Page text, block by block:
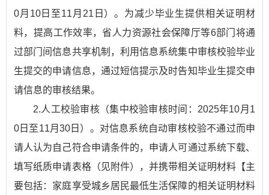
0月10日至11月21日）。为减少毕业生提供相关证明材
料，提高工作效率，省人力资源社会保障厅等6部门将通
过部门间信息共享机制，利用信息系统集中审核校验毕业
生提交的申请信息，通过短信提示及时告知毕业生提交申
请信息的审核结果。
2.人工校验审核（集中校验审核时间：2025年10月1
0日至11月30日）。对信息系统自动审核校验不通过而申
请人认为自己符合申请条件的，申请人可通过系统下载、
填写纸质申请表格（见附件），并携带相关证明材料【主
要包括：家庭享受城乡居民最低生活保障的相关证明材料